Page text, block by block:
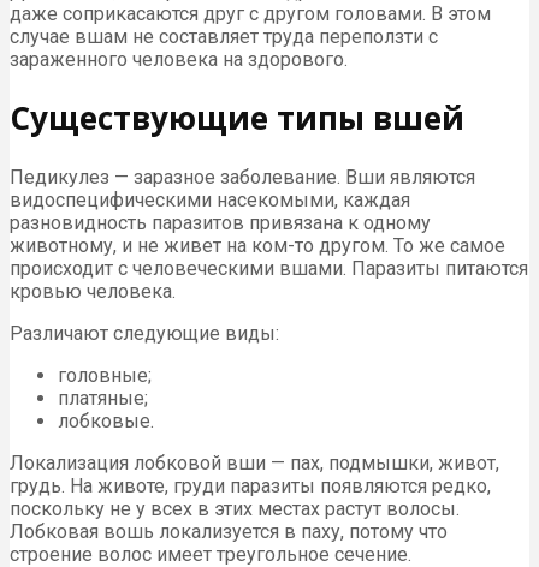
даже соприкасаются друг с другом головами. В этом
случае вшам не составляет труда переползти с
зараженного человека на здорового.
Существующие типы вшей
Педикулез — заразное заболевание. Вши являются
видоспецифическими насекомыми, каждая
разновидность паразитов привязана к одному
животному, и не живет на ком-то другом. То же самое
происходит с человеческими вшами. Паразиты питаются
кровью человека.
Различают следующие виды:
головные;
платяные;
лобковые.
Локализация лобковой вши — пах, подмышки, живот,
грудь. На животе, груди паразиты появляются редко,
поскольку не у всех в этих местах растут волосы.
Лобковая вошь локализуется в паху, потому что
строение волос имеет треугольное сечение.